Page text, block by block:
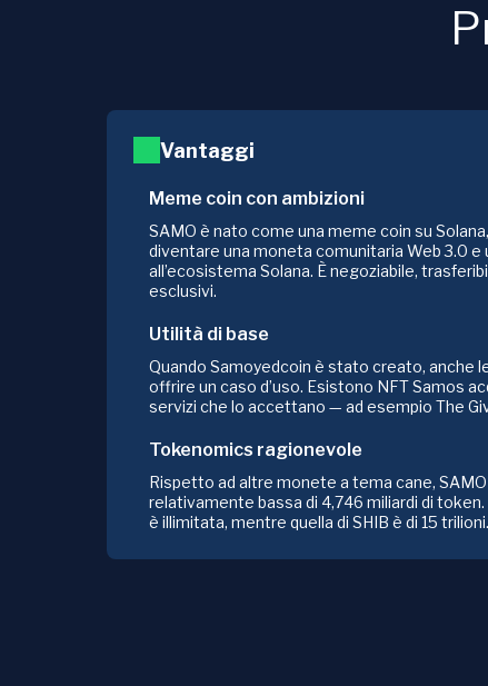
Vantaggi
Meme coin con ambizioni
SAMO è nato come una meme coin su
diventare una moneta comunitaria Web 3.0 e
all’ecosistema Solana. È negoziabile,
esclusivi.
Utilità di base
Quando Samoyedcoin è stato creato, anche
offrire un caso d’uso. Esistono NFT Samos
servizi che lo accettano — ad esempio The
Tokenomics ragionevole
Rispetto ad altre monete a tema cane,
relativamente bassa di 4,746 miliardi di
è illimitata, mentre quella di SHIB è di 15 trilioni.